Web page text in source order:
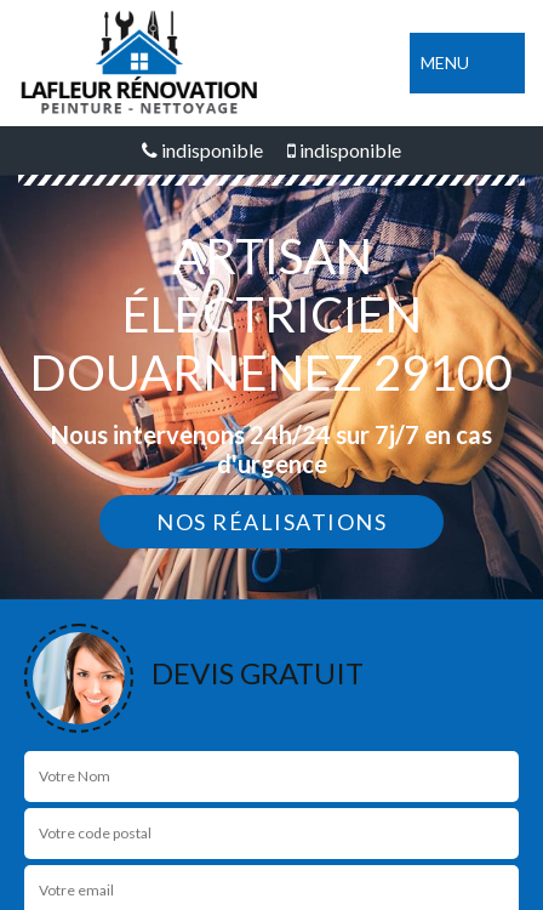
MENU
indisponible indisponible
ARTISAN
ÉLECTRICIEN
DOUARNENEZ 29100
Nous intervenons 24h/24 sur 7j/7 en cas
d'urgence
NOS RÉALISATIONS
DEVIS GRATUIT